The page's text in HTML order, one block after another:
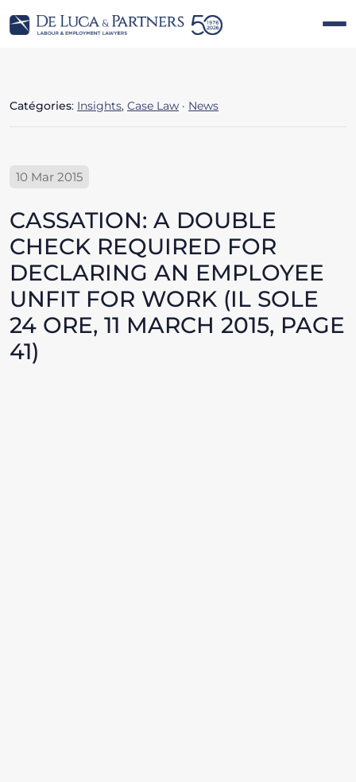
Catégories: Insights, Case Law · News
10 Mar 2015
CASSATION: A DOUBLE
CHECK REQUIRED FOR
DECLARING AN EMPLOYEE
UNFIT FOR WORK (IL SOLE
24 ORE, 11 MARCH 2015, PAGE
41)